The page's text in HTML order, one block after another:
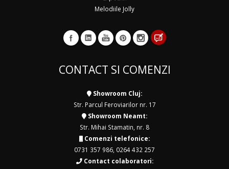
Melodiile Jolly
CONTACT SI COMENZI
Showroom Cluj:
Str. Parcul Feroviarilor nr. 17
Showroom Neamt:
Str. Mihai Stamatin, nr. 8
Comenzi telefonice:
0731 357 986 0264 432 257
Contact colaboratori: